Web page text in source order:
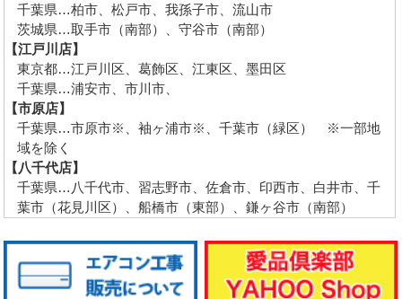
千葉県…柏市、松戸市、我孫子市、流山市
茨城県…取手市（南部）、守谷市（南部）
【江戸川店】
東京都…江戸川区、葛飾区、江東区、墨田区
千葉県…浦安市、市川市、
【市原店】
千葉県…市原市※、袖ヶ浦市※、千葉市（緑区） ※一部地
域を除く
【八千代店】
千葉県…八千代市、習志野市、佐倉市、印西市、白井市、千
葉市（花見川区）、船橋市（東部）、鎌ヶ谷市（南部）